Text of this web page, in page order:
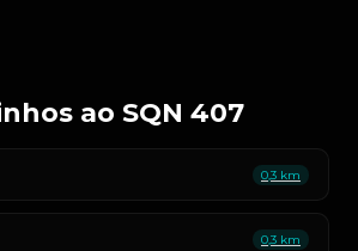
ao SQN 407
0,3 km
0,3 km